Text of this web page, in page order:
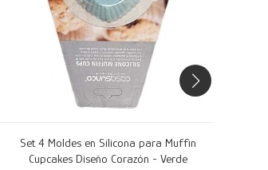
Set 4 Moldes en Silicona para Muffin
Cupcakes Diseño Corazón - Verde